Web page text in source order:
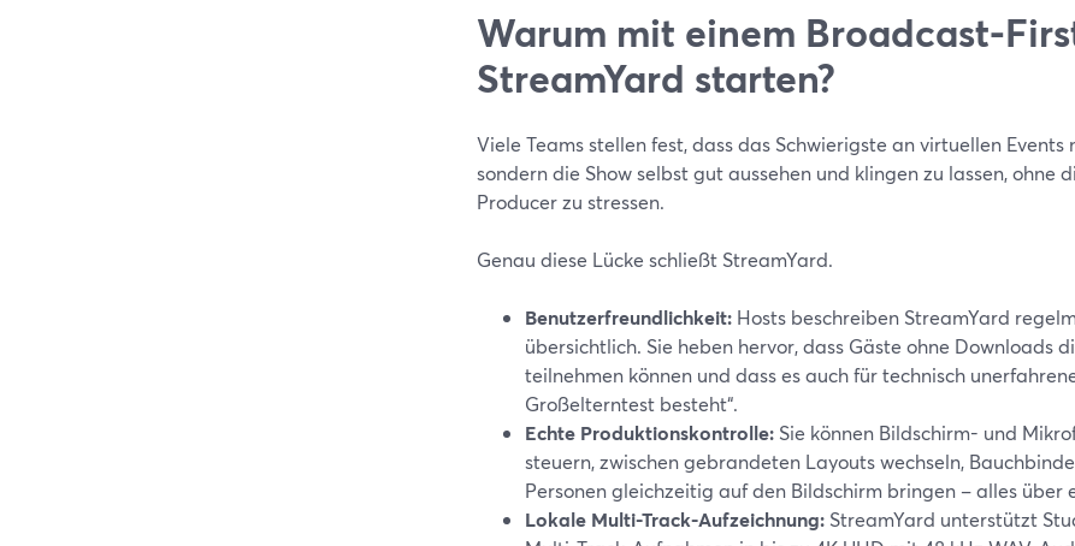
Warum mit einem Broadcast-
StreamYard starten?
Viele Teams stellen fest, dass das Schwierigste an virtuellen Events
sondern die Show selbst gut aussehen und klingen zu lassen, ohne
Producer zu stressen.
Genau diese Lücke schließt StreamYard.
Benutzerfreundlichkeit: Hosts beschreiben StreamYard
übersichtlich. Sie heben hervor, dass Gäste ohne Downloads
teilnehmen können und dass es auch für technisch
Großelterntest besteht“.
Echte Produktionskontrolle: Sie können Bildschirm- und
steuern, zwischen gebrandeten Layouts wechseln,
Personen gleichzeitig auf den Bildschirm bringen – alles über
Lokale Multi-Track-Aufzeichnung: StreamYard unterstützt